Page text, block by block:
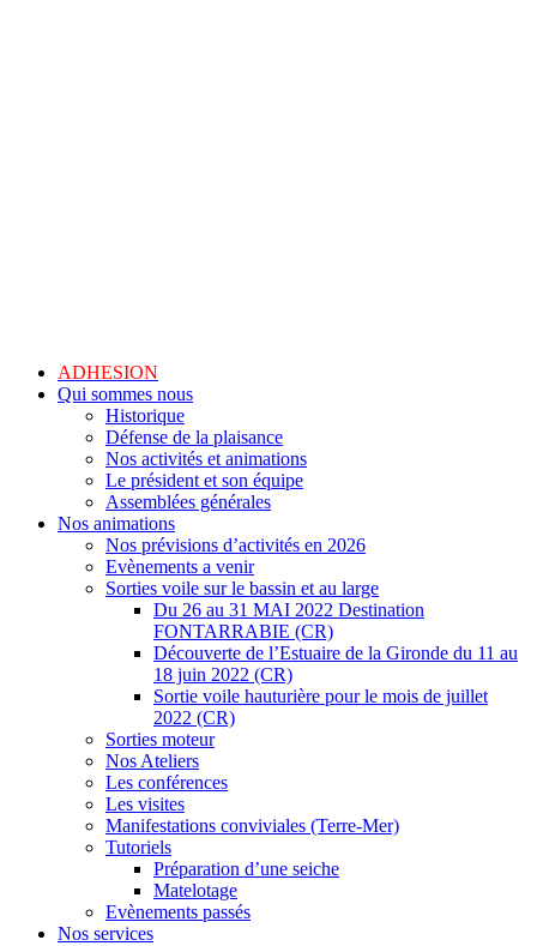
ADHESION
Qui sommes nous
Historique
Défense de la plaisance
Nos activités et animations
Le président et son équipe
Assemblées générales
Nos animations
Nos prévisions d’activités en 2026
Evènements a venir
Sorties voile sur le bassin et au large
Du 26 au 31 MAI 2022 Destination
FONTARRABIE (CR)
Découverte de l’Estuaire de la Gironde du 11 au
18 juin 2022 (CR)
Sortie voile hauturière pour le mois de juillet
2022 (CR)
Sorties moteur
Nos Ateliers
Les conférences
Les visites
Manifestations conviviales (Terre-Mer)
Tutoriels
Préparation d’une seiche
Matelotage
Evènements passés
Nos services